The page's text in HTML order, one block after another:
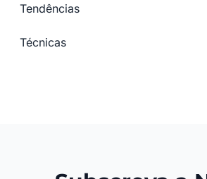
Tendências
Técnicas